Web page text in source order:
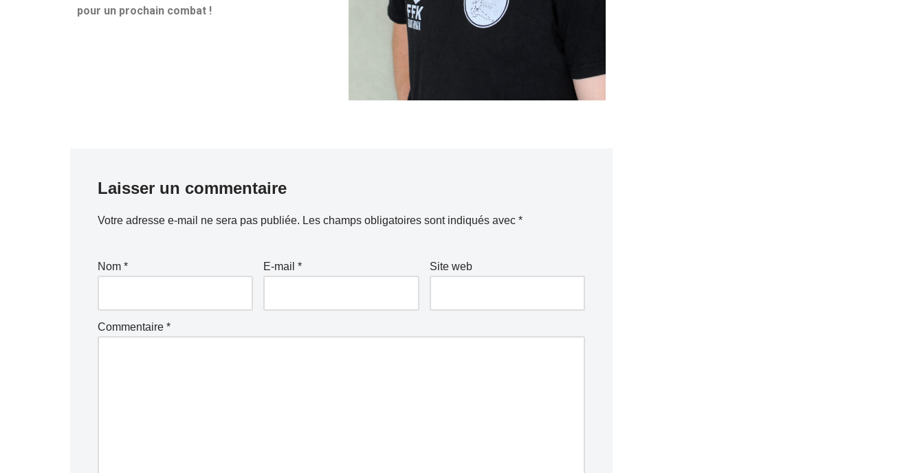
pour un prochain combat !
Laisser un commentaire
Votre adresse e-mail ne sera pas publiée. Les champs obligatoires sont indiqués avec *
Nom * E-mail* Site web
Commentaire *